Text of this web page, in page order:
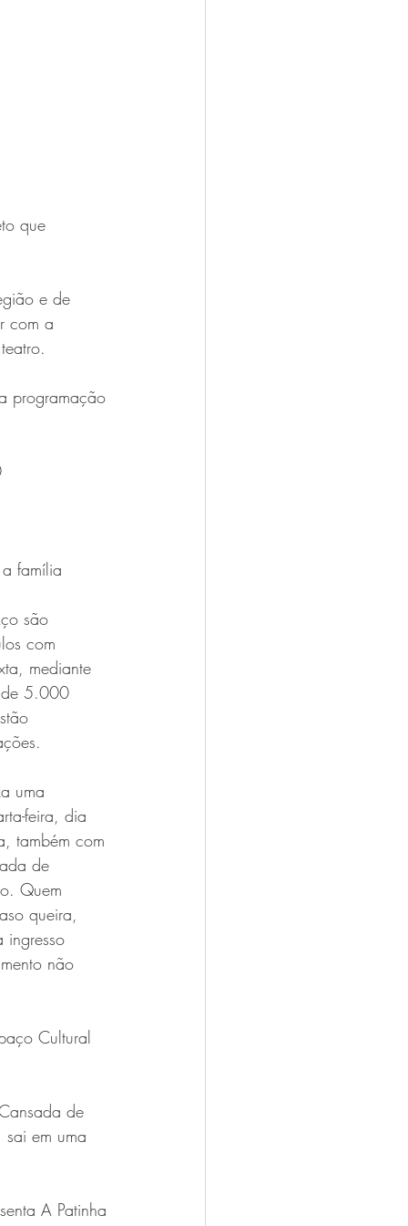
que
e de
com a
programação
família
são
com
mediante
de 5.000
uma
feira, dia
também com
de
Quem
queira,
ingresso
não
Cultural
de
em uma
A Patinha